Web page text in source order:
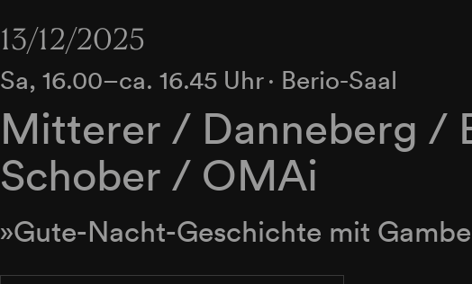
13/12/2025
Sa, 16.00–ca. 16.45 Uhr∙ Berio-Saal
Mitterer / Danneberg /
Schober / OMAi
»Gute-Nacht-Geschichte mit